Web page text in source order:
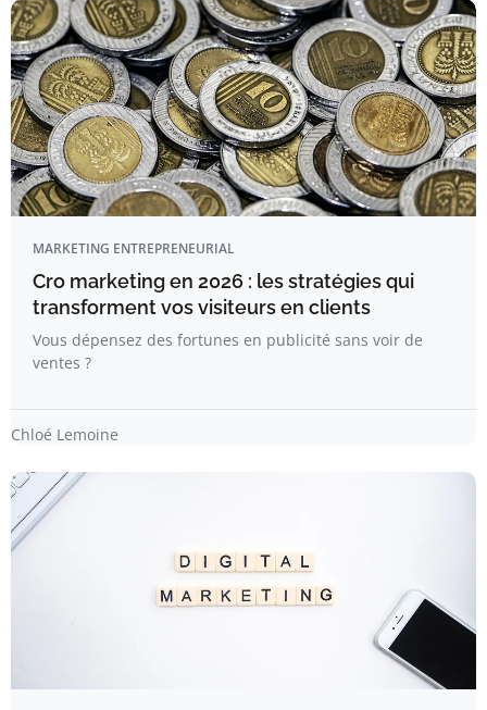
MARKETING ENTREPRENEURIAL
Cro marketing en 2026 : les stratégies qui
transforment vos visiteurs en clients
Vous dépensez des fortunes en publicité sans voir de
ventes ?
Chloé Lemoine